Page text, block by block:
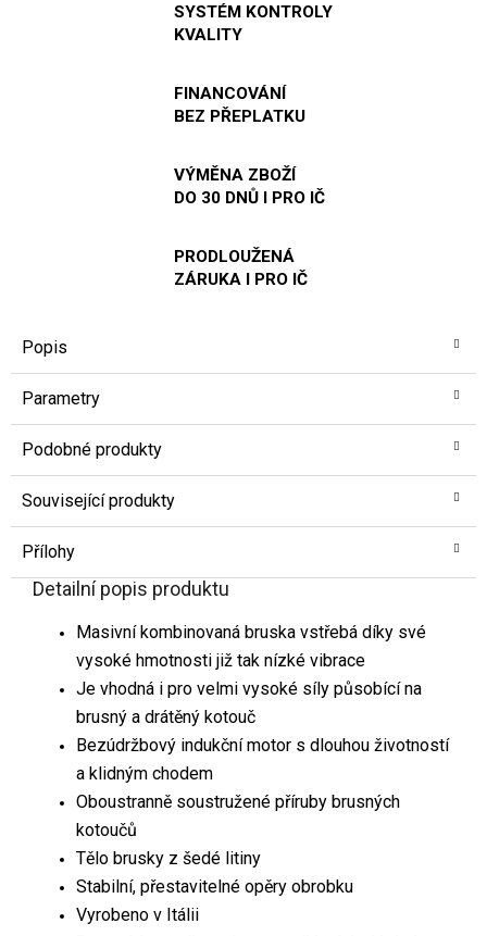
SYSTÉM KONTROLY
KVALITY
FINANCOVÁNÍ
BEZ PŘEPLATKU
VÝMĚNA ZBOŽÍ
DO 30 DNŮ I PRO IČ
PRODLOUŽENÁ
ZÁRUKA I PRO IČ
Popis
Parametry
Podobné produkty
Související produkty
Přílohy
Detailní popis produktu
Masivní kombinovaná bruska vstřebá díky své
vysoké hmotnosti již tak nízké vibrace
Je vhodná i pro velmi vysoké síly působící na
brusný a drátěný kotouč
Bezúdržbový indukční motor s dlouhou životností
a klidným chodem
Oboustranně soustružené příruby brusných
kotoučů
Tělo brusky z šedé litiny
Stabilní, přestavitelné opěry obrobku
Vyrobeno v Itálii